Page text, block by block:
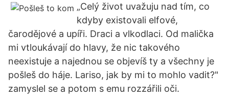
„Celý život uvažuju nad tím, co
kdyby existovali elfové,
čarodějové a upíři. Draci a vlkodlaci. Od malička
mi vtloukávají do hlavy, že nic takového
neexistuje a najednou se objevíš ty a všechny je
pošleš do háje. Lariso, jak by mi to mohlo vadit?"
zamyslel se a potom s emu rozzářili oči.